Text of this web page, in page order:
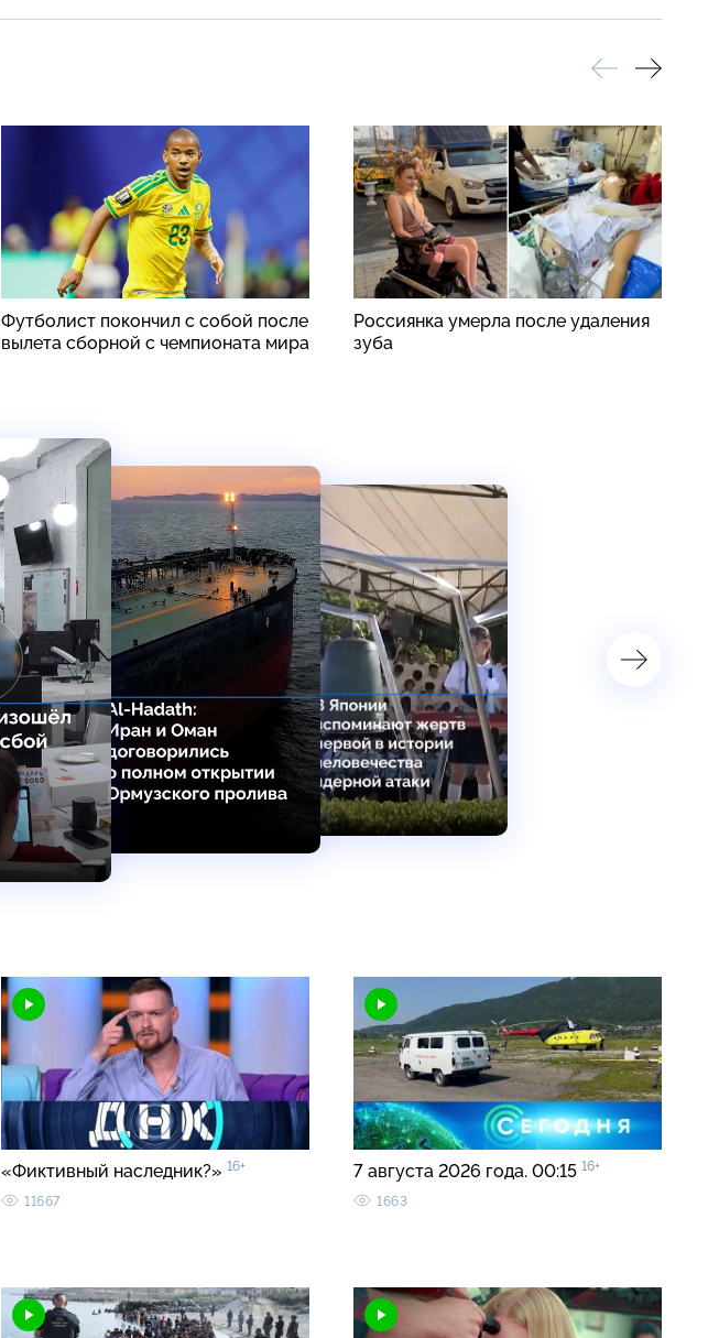
Футболист покончил с собой после
вылета сборной с чемпионата мира
Россиянка умерла после удаления
зуба
«Фиктивный наследник?» 16+
11667
7 августа 2026 года. 00:15 16+
1663